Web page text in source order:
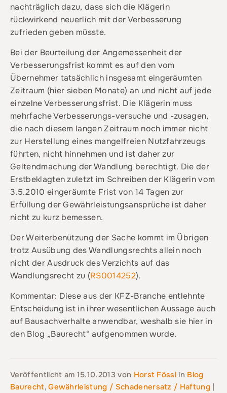
nachträglich dazu, dass sich die Klägerin
rückwirkend neuerlich mit der Verbesserung
zufrieden geben müsste.
Bei der Beurteilung der Angemessenheit der
Verbesserungsfrist kommt es auf den vom
Übernehmer tatsächlich insgesamt eingeräumten
Zeitraum (hier sieben Monate) an und nicht auf jede
einzelne Verbesserungsfrist. Die Klägerin muss
mehrfache Verbesserungs-versuche und -zusagen,
die nach diesem langen Zeitraum noch immer nicht
zur Herstellung eines mangelfreien Nutzfahrzeugs
führten, nicht hinnehmen und ist daher zur
Geltendmachung der Wandlung berechtigt. Die der
Erstbeklagten zuletzt im Schreiben der Klägerin vom
3.5.2010 eingeräumte Frist von 14 Tagen zur
Erfüllung der Gewährleistungsansprüche ist daher
nicht zu kurz bemessen.
Der Weiterbenützung der Sache kommt im Übrigen
trotz Ausübung des Wandlungsrechts allein noch
nicht der Ausdruck des Verzichts auf das
Wandlungsrecht zu (RS0014252).
Kommentar: Diese aus der KFZ-Branche entlehnte
Entscheidung ist in ihrer wesentlichen Aussage auch
auf Bausachverhalte anwendbar, weshalb sie hier in
den Blog „Baurecht“ aufgenommen wurde.
Veröffentlicht am 15.10.2013von Horst Fössl in Blog
Baurecht,Gewährleistung / Schadenersatz / Haftung |